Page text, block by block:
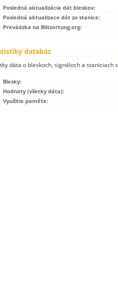
Posledná aktualizácia dát bleskov:
Posledná aktualizace dát zo stanice:
Prevádzka na Blitzortung.org:
databáz
dáta o bleskoch, signáloch a
Blesky:
Hodnoty (všetky dáta):
Využitie paměte: